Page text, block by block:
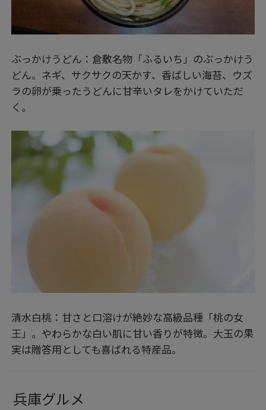
ぶっかけうどん：倉敷名物「ふるいち」のぶっかけう
どん。ネギ、サクサクの天かす、香ばしい海苔、ウズ
ラの卵が乗ったうどんに甘辛いタレをかけていただ
く。
清水白桃：甘さと口溶けが絶妙な高級品種「桃の女
王」。やわらかな白い肌に甘い香りが特徴。大玉の果
実は贈答用としても喜ばれる特産品。
兵庫グルメ